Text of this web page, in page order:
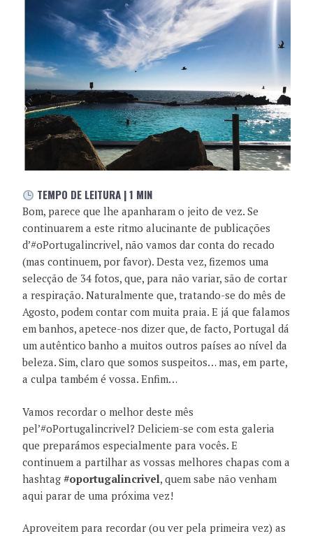
TEMPO DE LEITURA | 1 MIN
Bom, parece que lhe apanharam o jeito de vez. Se
continuarem a este ritmo alucinante de publicações
d’#oPortugalincrivel, não vamos dar conta do recado
(mas continuem, por favor). Desta vez, fizemos uma
selecção de 34 fotos, que, para não variar, são de cortar
a respiração. Naturalmente que, tratando-se do mês de
Agosto, podem contar com muita praia. E já que falamos
em banhos, apetece-nos dizer que, de facto, Portugal dá
um autêntico banho a muitos outros países ao nível da
beleza. Sim, claro que somos suspeitos… mas, em parte,
a culpa também é vossa. Enfim…
Vamos recordar o melhor deste mês
pel’#oPortugalincrivel? Deliciem-se com esta galeria
que preparámos especialmente para vocês. E
continuem a partilhar as vossas melhores chapas com a
hashtag #oportugalincrivel, quem sabe não venham
aqui parar de uma próxima vez!
Aproveitem para recordar (ou ver pela primeira vez) as